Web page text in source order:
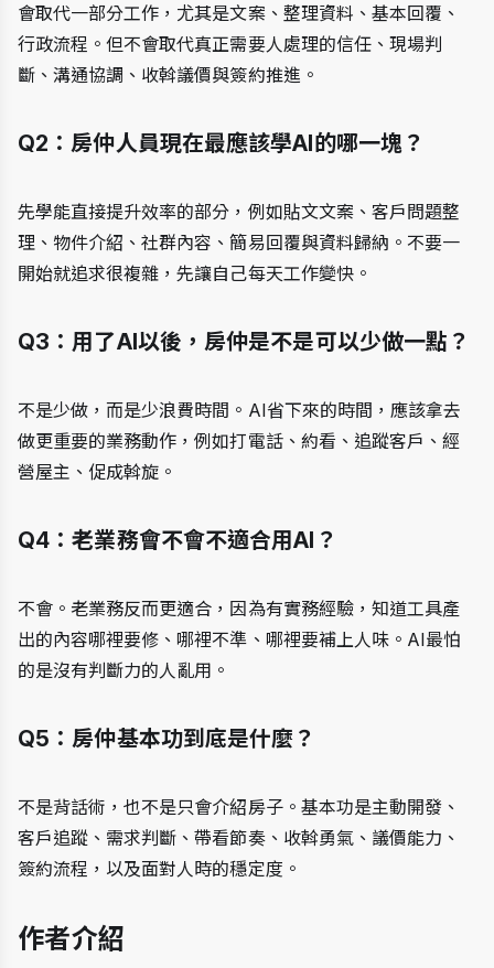
會取代一部分工作，尤其是文案、整理資料、基本回覆、
行政流程。但不會取代真正需要人處理的信任、現場判
斷、溝通協調、收斡議價與簽約推進。
Q2：房仲人員現在最應該學AI的哪一塊？
先學能直接提升效率的部分，例如貼文文案、客戶問題整
理、物件介紹、社群內容、簡易回覆與資料歸納。不要一
開始就追求很複雜，先讓自己每天工作變快。
Q3：用了AI以後，房仲是不是可以少做一點？
不是少做，而是少浪費時間。AI省下來的時間，應該拿去
做更重要的業務動作，例如打電話、約看、追蹤客戶、經
營屋主、促成斡旋。
Q4：老業務會不會不適合用AI？
不會。老業務反而更適合，因為有實務經驗，知道工具產
出的內容哪裡要修、哪裡不準、哪裡要補上人味。AI最怕
的是沒有判斷力的人亂用。
Q5：房仲基本功到底是什麼？
不是背話術，也不是只會介紹房子。基本功是主動開發、
客戶追蹤、需求判斷、帶看節奏、收斡勇氣、議價能力、
簽約流程，以及面對人時的穩定度。
作者介紹